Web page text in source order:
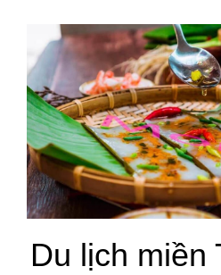
Du lịch miền